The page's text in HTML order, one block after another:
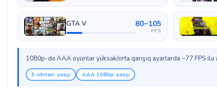
GTA V 80–105
FPS
1080p-də AAA oyunlar yüksək/orta qarışıq ayarlarda ~77 FPS ilə
E-idman: yaxşı AAA 1080p: yaxşı